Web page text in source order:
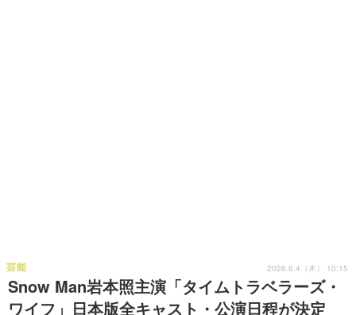
Snow Man岩本照主演「タイムトラベラーズ・
ワイフ」日本版全キャスト・公演日程が決定
芸能 2026.6.4（木） 10:15